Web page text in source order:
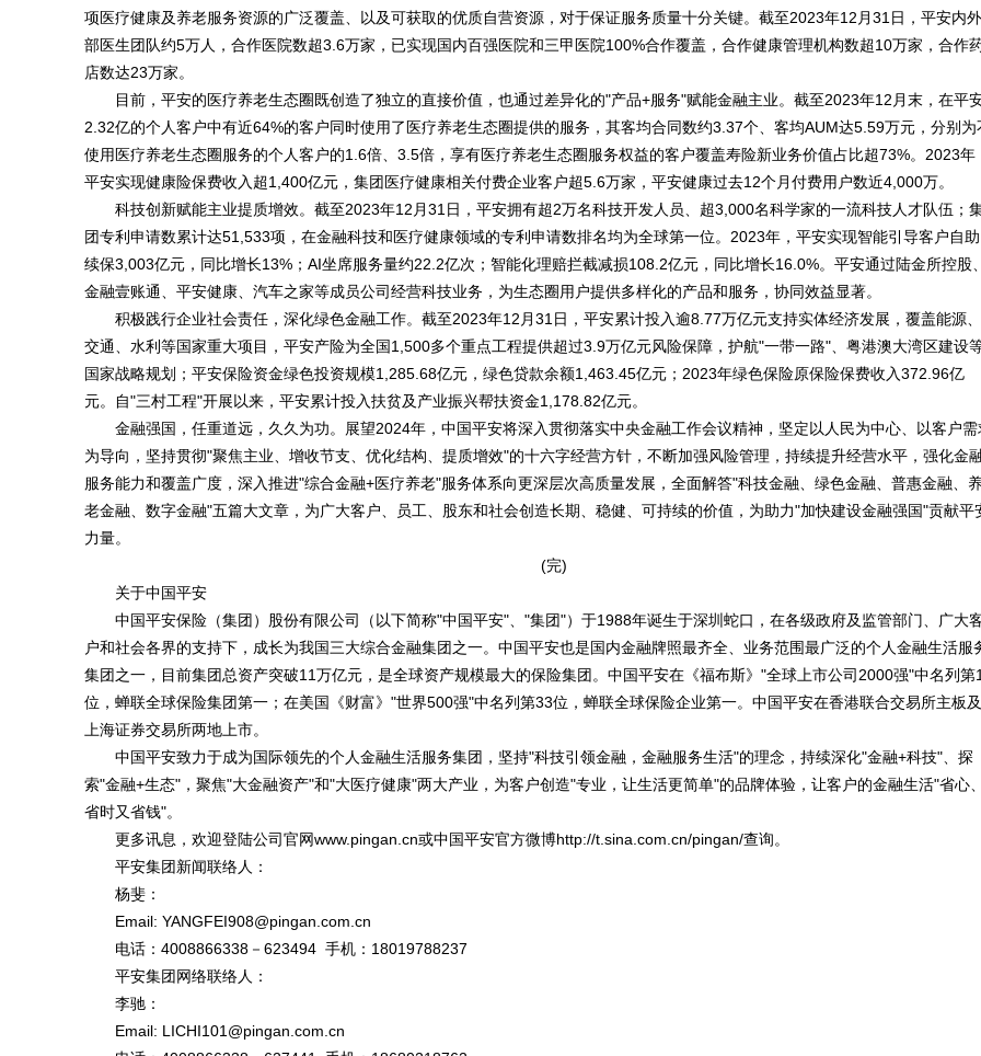
项医疗健康及养老服务资源的广泛覆盖、以及可获取的优质自营资源，对于保证服务质量十分关键。截至2023年12月31日，平安内外
部医生团队约5万人，合作医院数超3.6万家，已实现国内百强医院和三甲医院100%合作覆盖，合作健康管理机构数超10万家，合作
店数达23万家。
目前，平安的医疗养老生态圈既创造了独立的直接价值，也通过差异化的"产品+服务"赋能金融主业。截至2023年12月末，在平
2.32亿的个人客户中有近64%的客户同时使用了医疗养老生态圈提供的服务，其客均合同数约3.37个、客均AUM达5.59万元，分别为
使用医疗养老生态圈服务的个人客户的1.6倍、3.5倍，享有医疗养老生态圈服务权益的客户覆盖寿险新业务价值占比超73%。2023年
平安实现健康险保费收入超1,400亿元，集团医疗健康相关付费企业客户超5.6万家，平安健康过去12个月付费用户数近4,000万。
科技创新赋能主业提质增效。截至2023年12月31日，平安拥有超2万名科技开发人员、超3,000名科学家的一流科技人才队伍；
团专利申请数累计达51,533项，在金融科技和医疗健康领域的专利申请数排名均为全球第一位。2023年，平安实现智能引导客户自助
续保3,003亿元，同比增长13%；AI坐席服务量约22.2亿次；智能化理赔拦截减损108.2亿元，同比增长16.0%。平安通过陆金所控股、
金融壹账通、平安健康、汽车之家等成员公司经营科技业务，为生态圈用户提供多样化的产品和服务，协同效益显著。
积极践行企业社会责任，深化绿色金融工作。截至2023年12月31日，平安累计投入逾8.77万亿元支持实体经济发展，覆盖能源、
交通、水利等国家重大项目，平安产险为全国1,500多个重点工程提供超过3.9万亿元风险保障，护航"一带一路"、粤港澳大湾区建设
国家战略规划；平安保险资金绿色投资规模1,285.68亿元，绿色贷款余额1,463.45亿元；2023年绿色保险原保险保费收入372.96亿
元。自"三村工程"开展以来，平安累计投入扶贫及产业振兴帮扶资金1,178.82亿元。
金融强国，任重道远，久久为功。展望2024年，中国平安将深入贯彻落实中央金融工作会议精神，坚定以人民为中心、以客户需
为导向，坚持贯彻"聚焦主业、增收节支、优化结构、提质增效"的十六字经营方针，不断加强风险管理，持续提升经营水平，强化金
服务能力和覆盖广度，深入推进"综合金融+医疗养老"服务体系向更深层次高质量发展，全面解答"科技金融、绿色金融、普惠金融、
老金融、数字金融"五篇大文章，为广大客户、员工、股东和社会创造长期、稳健、可持续的价值，为助力"加快建设金融强国"贡献平
力量。
(完)
关于中国平安
中国平安保险（集团）股份有限公司（以下简称"中国平安"、"集团"）于1988年诞生于深圳蛇口，在各级政府及监管部门、广大
户和社会各界的支持下，成长为我国三大综合金融集团之一。中国平安也是国内金融牌照最齐全、业务范围最广泛的个人金融生活服
集团之一，目前集团总资产突破11万亿元，是全球资产规模最大的保险集团。中国平安在《福布斯》"全球上市公司2000强"中名列第
位，蝉联全球保险集团第一；在美国《财富》"世界500强"中名列第33位，蝉联全球保险企业第一。中国平安在香港联合交易所主板及
上海证券交易所两地上市。
中国平安致力于成为国际领先的个人金融生活服务集团，坚持"科技引领金融，金融服务生活"的理念，持续深化"金融+科技"、探
索"金融+生态"，聚焦"大金融资产"和"大医疗健康"两大产业，为客户创造"专业，让生活更简单"的品牌体验，让客户的金融生活"省心、
省时又省钱"。
更多讯息，欢迎登陆公司官网www.pingan.cn或中国平安官方微博http://t.sina.com.cn/pingan/查询。
平安集团新闻联络人：
杨斐：
Email: YANGFEI908@pingan.com.cn
电话：4008866338－623494 手机：18019788237
平安集团网络联络人：
李驰：
Email: LICHI101@pingan.com.cn